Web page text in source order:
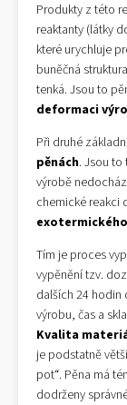
Produkty z této
reaktanty (látky
které urychluje
buněčná
tenká. Jsou to
deformaci
Při druhé
pěnách. Jsou to
výrobě
chemické reakci
Tím je proces
vypěnění tzv.
dalších 24 hodin
výrobu, čas a
Kvalita
je podstatně
pot“. Pěna má
dodrženy